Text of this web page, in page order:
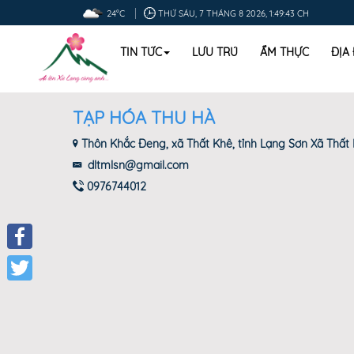
24°C THỨ SÁU, 7 THÁNG 8 2026, 1:49:43 CH
TIN TỨC LƯU TRÚ ẨM THỰC ĐỊA
Facebook
TẠP HÓA THU HÀ
Thôn Khắc Đeng, xã Thất Khê, tỉnh Lạng Sơn Xã Thất
dltmlsn@gmail.com
0976744012